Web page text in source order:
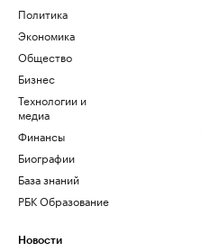
Политика
Экономика
Общество
Бизнес
Технологии и
медиа
Финансы
Биографии
База знаний
РБК Образование
Новости